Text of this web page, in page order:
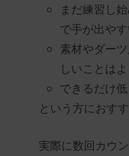
まだ練習し
で手が出や
素材やダー
しいことは
できるだけ
という方におすす
実際に数回カウ